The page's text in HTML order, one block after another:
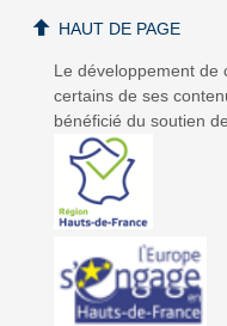
Le développement de
certains de ses
bénéficié du soutien
HAUT DE PAGE